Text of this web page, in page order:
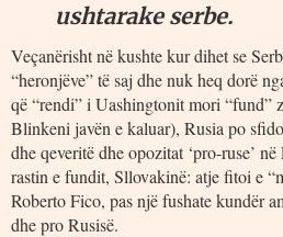
ushtarake serbe.
Veçanërisht në kushte kur dihet se
“heronjëve” të saj dhe nuk heq dorë
që “rendi” i Uashingtonit mori “fund”
Blinkeni javën e kaluar), Rusia po
dhe qeveritë dhe opozitat ‘pro-ruse’
rastin e fundit, Sllovakinë: atje fitoi e
Roberto Fico, pas një fushate kundër
dhe pro Rusisë.